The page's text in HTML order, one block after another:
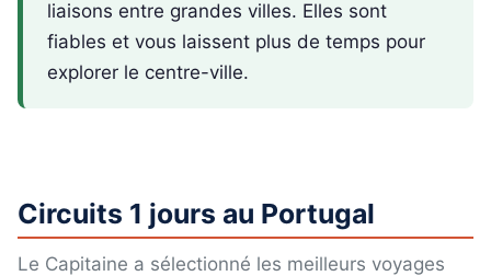
liaisons entre grandes villes. Elles sont
fiables et vous laissent plus de temps pour
explorer le centre-ville.
Circuits 1 jours au Portugal
Le Capitaine a sélectionné les meilleurs voyages